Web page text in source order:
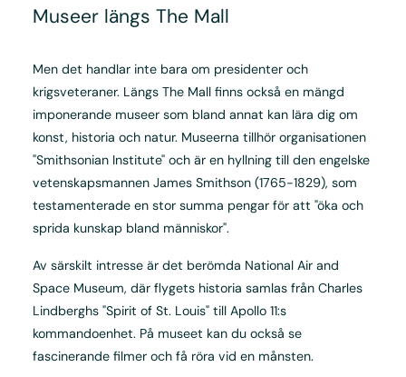
Museer längs The Mall
Men det handlar inte bara om presidenter och
krigsveteraner. Längs The Mall finns också en mängd
imponerande museer som bland annat kan lära dig om
konst, historia och natur. Museerna tillhör organisationen
"Smithsonian Institute" och är en hyllning till den engelske
vetenskapsmannen James Smithson (1765-1829), som
testamenterade en stor summa pengar för att "öka och
sprida kunskap bland människor".
Av särskilt intresse är det berömda National Air and
Space Museum, där flygets historia samlas från Charles
Lindberghs "Spirit of St. Louis" till Apollo 11:s
kommandoenhet. På museet kan du också se
fascinerande filmer och få röra vid en månsten.